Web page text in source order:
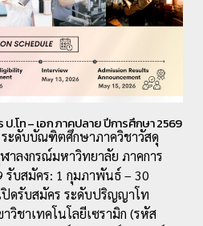
.โท – เอก ภาคปลาย ปีการศึกษา 2569
ะดับบัณฑิตศึกษาภาควิชาวัสดุ
าลงกรณ์มหาวิทยาลัย ภาคการ
บสมัคร: 1 กุมภาพันธ์ – 30
ดรับสมัคร ระดับปริญญาโท
วิชาเทคโนโลยีเซรามิก (รหัส